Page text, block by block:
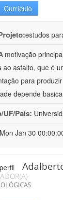
Currículo
estudos
motivação
ao asfalto, que é
para
depende
UF/País:
Mon Jan 30